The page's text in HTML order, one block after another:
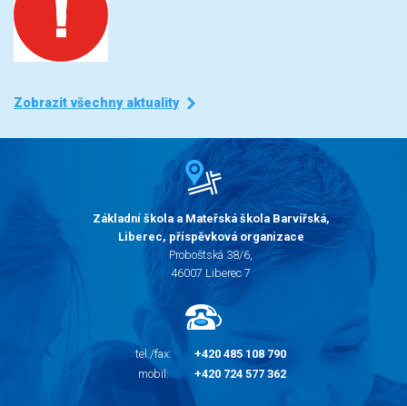
Zobrazit všechny aktuality
Základní škola a Mateřská škola Barvířská,
Liberec, příspěvková organizace
Proboštská 38/6,
46007 Liberec 7
tel./fax:
+420 485 108 790
mobil:
+420 724 577 362